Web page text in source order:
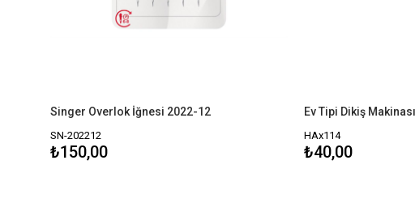
Singer Overlok İğnesi 2022-12
SN-202212
₺150,00
HAx114
₺40,00